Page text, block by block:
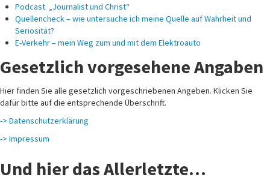
Podcast „Journalist und Christ“
Quellencheck – wie untersuche ich meine Quelle auf Wahrheit und
Seriosität?
E-Verkehr – mein Weg zum und mit dem Elektroauto
Gesetzlich vorgesehene Angaben
Hier finden Sie alle gesetzlich vorgeschriebenen Angeben. Klicken Sie
dafür bitte auf die entsprechende Überschrift.
-> Datenschutzerklärung
-> Impressum
Und hier das Allerletzte…